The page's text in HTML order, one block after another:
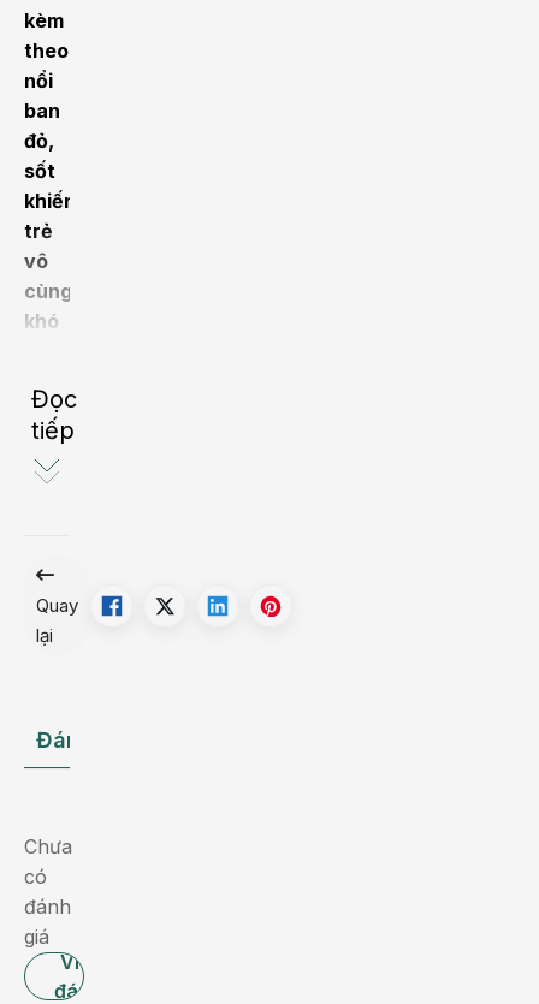
kèm
theo
nổi
ban
đỏ,
sốt
khiến
trẻ
vô
cùng
khó
bứt
rứt.
Khi
trạng
bậc
phụ
bình
tĩnh
tìm
nguyên
nhân
Đọc
tiếp
Quay
lại
Đánh giá
Chưa
có
đánh
giá
Viết
đánh